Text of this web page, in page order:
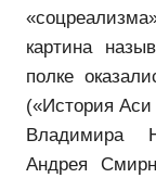
картина
полке
(«История
Владимира
Андрея